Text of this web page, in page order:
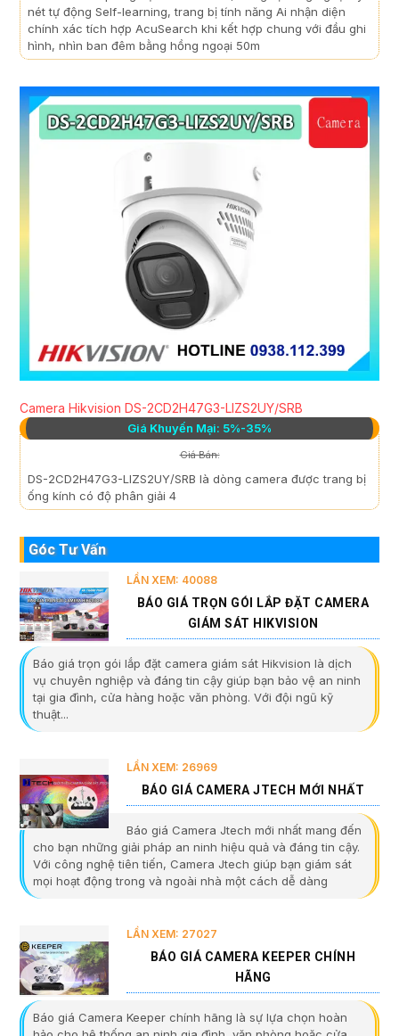
nét tự động Self-learning, trang bị tính năng Ai nhận diện
chính xác tích hợp AcuSearch khi kết hợp chung với đầu ghi
hình, nhìn ban đêm bằng hồng ngoại 50m
Camera Hikvision DS-2CD2H47G3-LIZS2UY/SRB
Giá Khuyến Mại: 5%-35%
Giá Bán:
DS-2CD2H47G3-LIZS2UY/SRB là dòng camera được trang bị
ống kính có độ phân giải 4
Góc Tư Vấn
LẦN XEM: 40088
BÁO GIÁ TRỌN GÓI LẮP ĐẶT CAMERA
GIÁM SÁT HIKVISION
Báo giá trọn gói lắp đặt camera giám sát Hikvision là dịch
vụ chuyên nghiệp và đáng tin cậy giúp bạn bảo vệ an ninh
tại gia đình, cửa hàng hoặc văn phòng. Với đội ngũ kỹ
thuật...
LẦN XEM: 26969
BÁO GIÁ CAMERA JTECH MỚI NHẤT
Báo giá Camera Jtech mới nhất mang đến
cho bạn những giải pháp an ninh hiệu quả và đáng tin cậy.
Với công nghệ tiên tiến, Camera Jtech giúp bạn giám sát
mọi hoạt động trong và ngoài nhà một cách dễ dàng
LẦN XEM: 27027
BÁO GIÁ CAMERA KEEPER CHÍNH
HÃNG
Báo giá Camera Keeper chính hãng là sự lựa chọn hoàn